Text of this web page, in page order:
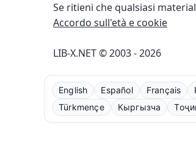
Se ritieni che qualsiasi
Accordo sull'età e cookie
LIB-X.NET © 2003 - 2026
English Español Français
Türkmençe
Кыргызча